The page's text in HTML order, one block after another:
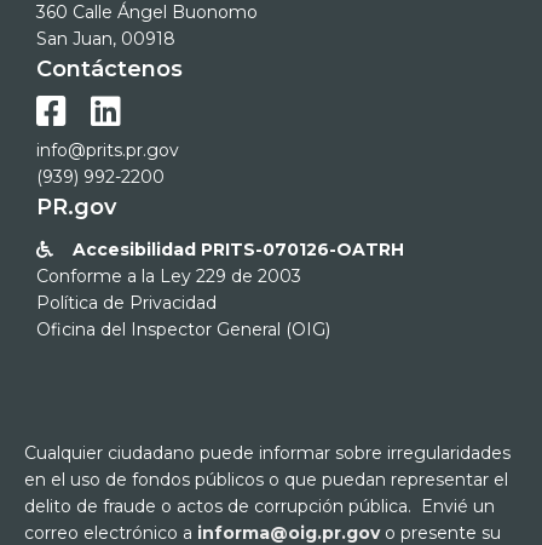
360 Calle Ángel Buonomo
San Juan, 00918
Contáctenos
 
info@prits.pr.gov
(939) 992-2200
PR.gov

Accesibilidad PRITS-070126-OATRH
Conforme a la Ley 229 de 2003
Política de Privacidad
Oficina del Inspector General (OIG)
Cualquier ciudadano puede informar sobre irregularidades
en el uso de fondos públicos o que puedan representar el
delito de fraude o actos de corrupción pública. Envié un
correo electrónico a informa@oig.pr.govo presente su